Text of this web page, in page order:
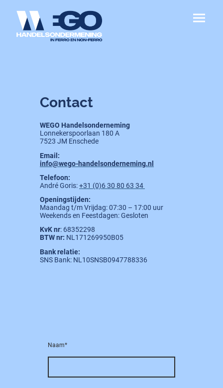
Contact
WEGO Handelsonderneming
Lonnekerspoorlaan 180 A
7523 JM Enschede
Email:
info@wego-handelsonderneming.nl
Telefoon:
André Goris:+31 (0)6 30 80 63 34
Openingstijden:
Maandag t/m Vrijdag: 07:30 – 17:00 uur
Weekends en Feestdagen: Gesloten
KvK nr: 68352298
BTW nr: NL171269950B05
Bank relatie:
SNS Bank: NL10SNSB0947788336
Naam*